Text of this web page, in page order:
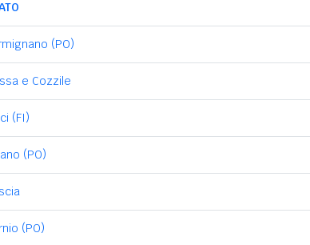
(PO)
e Cozzile
(FI)
(PO)
(PO)